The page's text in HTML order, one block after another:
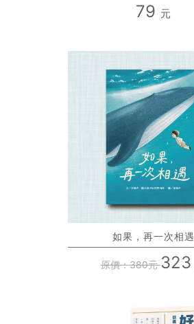
79 元
如果，再一次相遇
原價：380元323